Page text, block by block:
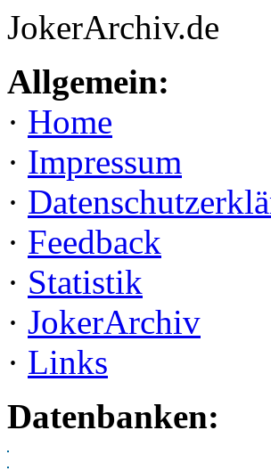
JokerArchiv.de
Allgemein:
· Home
· Impressum
·
· Feedback
· Statistik
· JokerArchiv
· Links
Datenbanken: